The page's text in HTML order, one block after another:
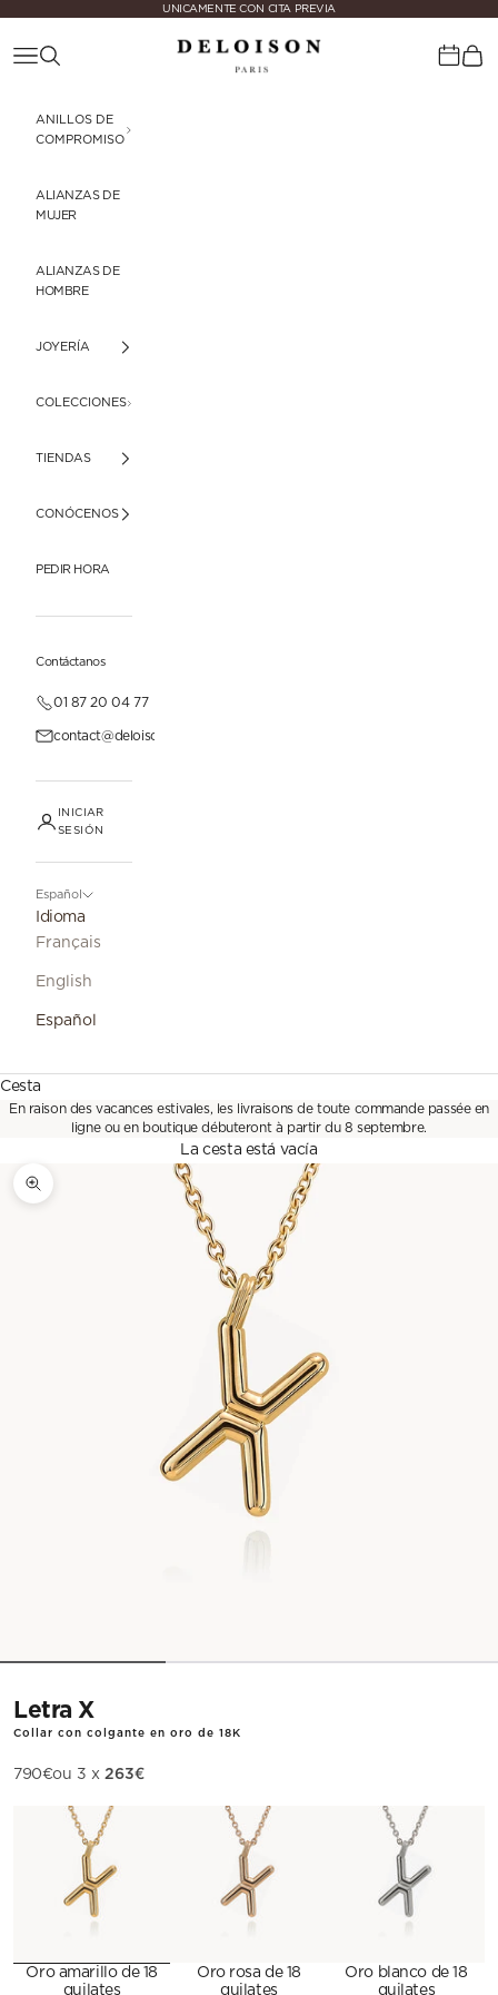
UNICAMENTE CON CITA PREVIA
Deloison Paris
MenúBuscar
ANILLOS DE
COMPROMISO
ALIANZAS DE
MUJER
ALIANZAS DE
HOMBRE
JOYERÍA
COLECCIONES
TIENDAS
CONÓCENOS
PEDIR HORA
Contáctanos
01 87 20 04 77
contact@deloisonparis.com
INICIAR
SESIÓN
Español
Idioma
Français
English
Español
Cesta
En raison des vacances estivales, les livraisons de toute commande passée en
ligne ou en boutique débuteront à partir du 8 septembre.
La cesta está vacía
Zoom
Letra X
Collar con colgante en oro de 18K
Precio de oferta
790€ou 3 x263€
Oro amarillo de 18
quilates
Oro rosa de 18
quilates
Oro blanco de 18
quilates